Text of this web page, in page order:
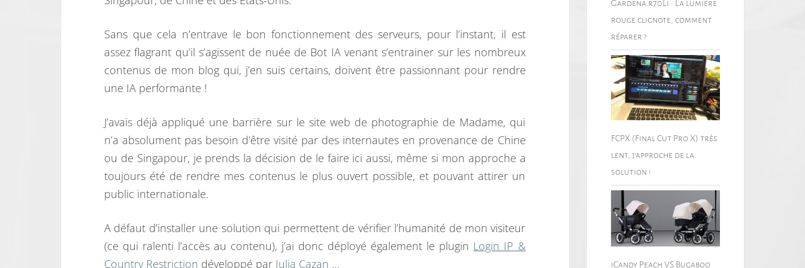
E
C
N
E
Sans que cela n’entrave le bon fonctionnement des serveurs, pour l’instant, il est
assez flagrant qu’il s’agissent de nuée de Bot IA venant s’entrainer sur les nombreux
contenus de mon blog qui, j’en suis certains, doivent être passionnant pour rendre
une IA performante !
J’avais déjà appliqué une barrière sur le site web de photographie de Madame, qui
n’a absolument pas besoin d’être visité par des internautes en provenance de Chine
ou de Singapour, je prends la décision de le faire ici aussi, même si mon approche a
toujours été de rendre mes contenus le plus ouvert possible, et pouvant attirer un
public internationale.
A défaut d’installer une solution qui permettent de vérifier l’humanité de mon visiteur
(ce qui ralenti l’accès au contenu), j’ai donc déployé également le plugin Login IP &
Country Restriction développé par Iulia Cazan …
Gardena r70Li : La lumière
rouge clignote, comment
réparer ?
FCPX (Final Cut Pro X) très
lent, j’approche de la
solution !
iCandy Peach VS Bugaboo